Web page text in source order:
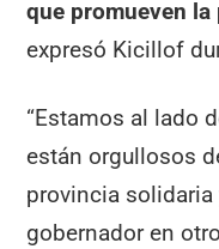
que promueven
expresó Kicillof
“Estamos al lado
están orgullosos
provincia solidaria
gobernador en